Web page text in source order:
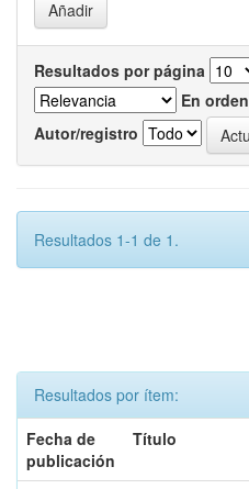
Resultados por página
En orden
Autor/registro
Resultados 1-1 de 1.
Resultados por ítem:
Fecha de
publicación
Título